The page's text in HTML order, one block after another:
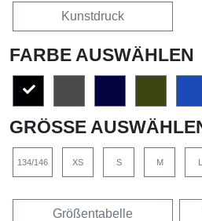
Kunstdruck
FARBE AUSWÄHLEN
GRÖSSE AUSWÄHLEN
134/146 XS S M L
Größentabelle